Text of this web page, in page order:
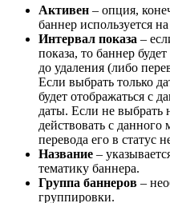
Активен – опция,
баннер используется на
Интервал показа –
показа, то баннер
до удаления (либо
Если выбрать только
будет отображаться с
даты. Если не выбрать
действовать с
перевода его в статус
Название –
тематику баннера.
Группа баннеров –
группировки.